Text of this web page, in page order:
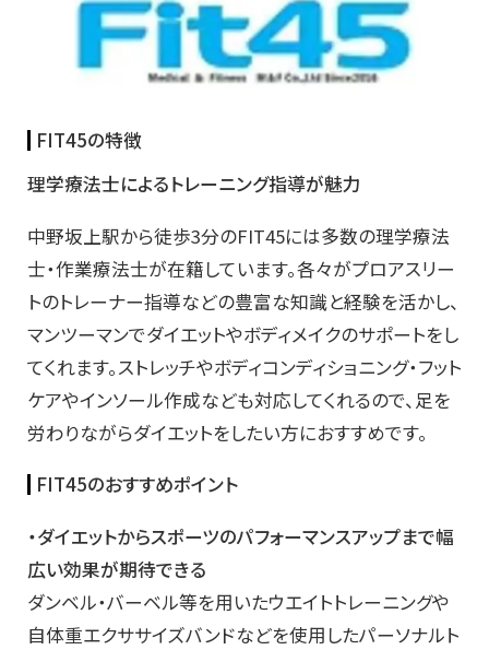
FIT45の特徴
理学療法士によるトレーニング指導が魅力
中野坂上駅から徒歩3分のFIT45には多数の理学療法
士・作業療法士が在籍しています。各々がプロアスリー
トのトレーナー指導などの豊富な知識と経験を活かし、
マンツーマンでダイエットやボディメイクのサポートをし
てくれます。ストレッチやボディコンディショニング・フット
ケアやインソール作成なども対応してくれるので、足を
労わりながらダイエットをしたい方におすすめです。
FIT45のおすすめポイント
・ダイエットからスポーツのパフォーマンスアップまで幅
広い効果が期待できる
ダンベル・バーベル等を用いたウエイトトレーニングや
自体重エクササイズバンドなどを使用したパーソナルト